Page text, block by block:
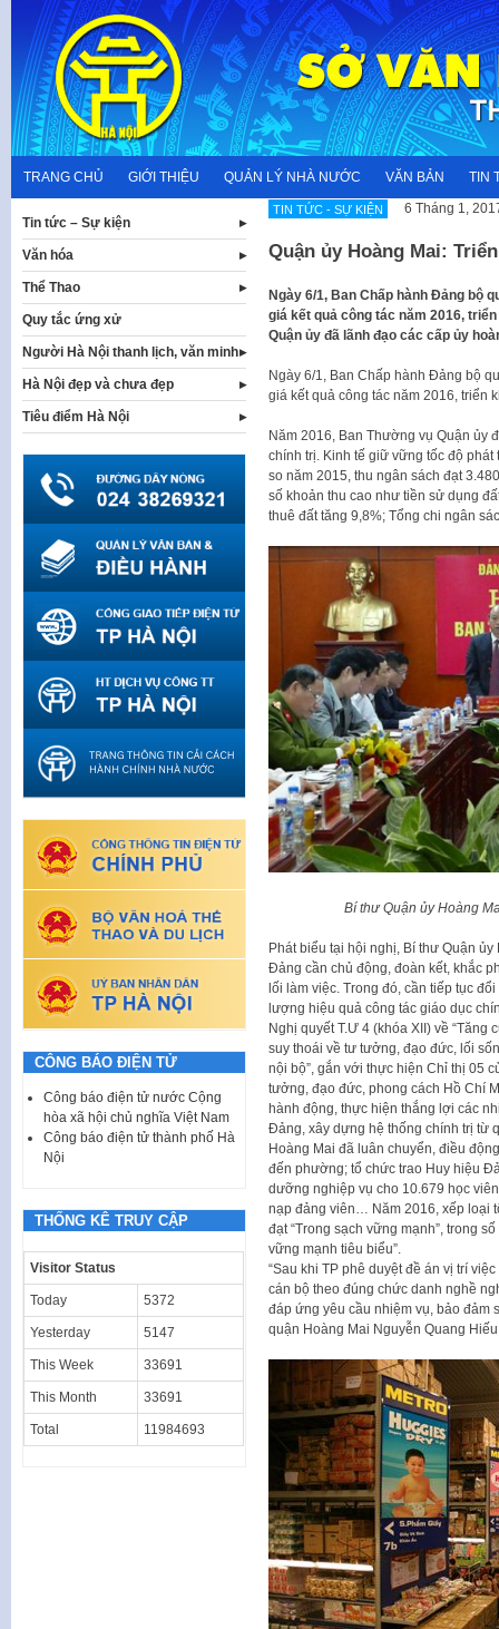
content
TRANG CHỦ GIỚI THIỆU QUẢN LÝ NHÀ NƯỚC VĂN BẢN TIN
TIN TỨC - SỰ KIỆN 6 Tháng 1,
Quận ủy Hoàng Mai:
Ngày 6/1, Ban Chấp hành Đảng bộ
giá kết quả công tác năm 2016,
Quận ủy đã lãnh đạo các cấp ủy
Ngày 6/1, Ban Chấp hành Đảng bộ
giá kết quả công tác năm 2016, triển
Năm 2016, Ban Thường vụ Quận ủy
chính trị. Kinh tế giữ vững tốc độ
so năm 2015, thu ngân sách đạt
số khoản thu cao như tiền sử dụng
thuê đất tăng 9,8%; Tổng chi ngân
Bí thư Quận ủy Hoàng
Phát biểu tại hội nghị, Bí thư Quận
Đảng cần chủ động, đoàn kết, khắc
lối làm việc. Trong đó, cần tiếp tục
lượng hiệu quả công tác giáo dục
Nghị quyết T.Ư 4 (khóa XII) về
suy thoái về tư tưởng, đạo đức, lối
nội bộ”, gắn với thực hiện Chỉ thị 05
tưởng, đạo đức, phong cách Hồ Chí
hành động, thực hiện thắng lợi các
Đảng, xây dựng hệ thống chính trị từ
Hoàng Mai đã luân chuyển, điều
đến phường; tổ chức trao Huy hiệu
dưỡng nghiệp vụ cho 10.679 học
nạp đảng viên… Năm 2016, xếp loại
đạt “Trong sạch vững mạnh”, trong
vững mạnh tiêu biểu”.
“Sau khi TP phê duyệt đề án vị trí
cán bộ theo đúng chức danh nghề
đáp ứng yêu cầu nhiệm vụ, bảo đảm
quận Hoàng Mai Nguyễn Quang
Tin tức – Sự kiện
Văn hóa
Thể Thao
Quy tắc ứng xử
Người Hà Nội thanh lịch, văn minh
Hà Nội đẹp và chưa đẹp
Tiêu điểm Hà Nội
CÔNG BÁO ĐIỆN TỬ
Công báo điện tử nước Cộng
hòa xã hội chủ nghĩa Việt Nam
Công báo điện tử thành phố Hà
Nội
THỐNG KÊ TRUY CẬP
Visitor Status
Today 5372
Yesterday 5147
This Week 33691
This Month 33691
Total 11984693